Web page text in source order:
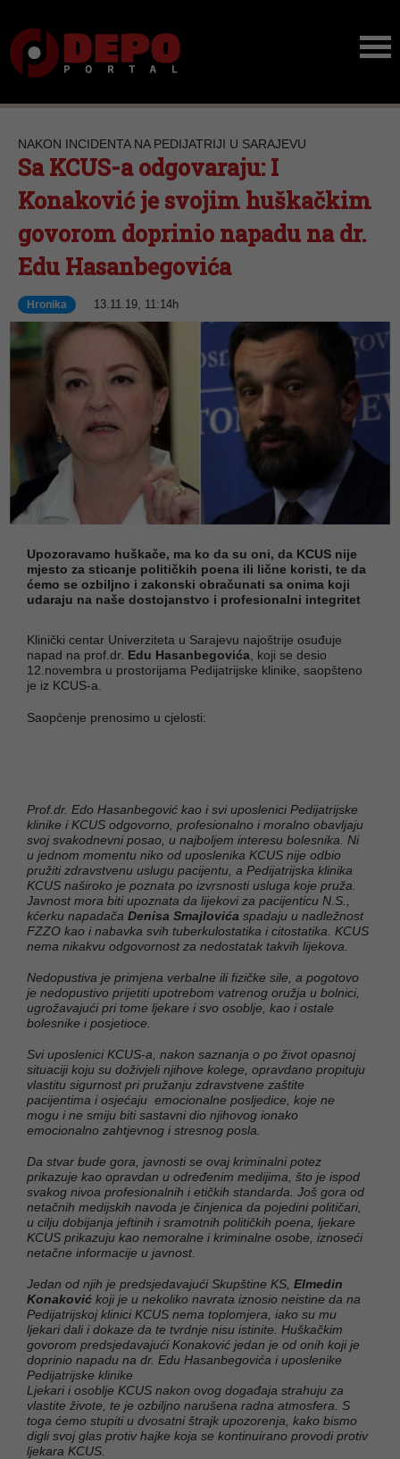
NAKON INCIDENTA NA PEDIJATRIJI U SARAJEVU
Sa KCUS-a odgovaraju: I
Konaković je svojim huškačkim
govorom doprinio napadu na dr.
Edu Hasanbegovića
Hronika 13.11.19, 11:14h
Upozoravamo huškače, ma ko da su oni, da KCUS nije
mjesto za sticanje političkih poena ili lične koristi, te da
ćemo se ozbiljno i zakonski obračunati sa onima koji
udaraju na naše dostojanstvo i profesionalni integritet
Klinički centar Univerziteta u Sarajevu najoštrije osuđuje
napad na prof.dr. Edu Hasanbegovića , koji se desio
12.novembra u prostorijama Pedijatrijske klinike, saopšteno
je iz KCUS-a.
Saopćenje prenosimo u cjelosti:
Prof.dr. Edo Hasanbegović kao i svi uposlenici Pedijatrijske
klinike i KCUS odgovorno, profesionalno i moralno obavljaju
svoj svakodnevni posao, u najboljem interesu bolesnika. Ni
u jednom momentu niko od uposlenika KCUS nije odbio
pružiti zdravstvenu uslugu pacijentu, a Pedijatrijska klinika
KCUS naširoko je poznata po izvrsnosti usluga koje pruža.
Javnost mora biti upoznata da lijekovi za pacijenticu N.S.,
kćerku napadača Denisa Smajlovića spadaju u nadležnost
FZZO kao i nabavka svih tuberkulostatika i citostatika. KCUS
nema nikakvu odgovornost za nedostatak takvih lijekova.
Nedopustiva je primjena verbalne ili fizičke sile, a pogotovo
je nedopustivo prijetiti upotrebom vatrenog oružja u bolnici,
ugrožavajući pri tome ljekare i svo osoblje, kao i ostale
bolesnike i posjetioce.
Svi uposlenici KCUS-a, nakon saznanja o po život opasnoj
situaciji koju su doživjeli njihove kolege, opravdano propituju
vlastitu sigurnost pri pružanju zdravstvene zaštite
pacijentima i osjećaju emocionalne posljedice, koje ne
mogu i ne smiju biti sastavni dio njihovog ionako
emocionalno zahtjevnog i stresnog posla.
Da stvar bude gora, javnosti se ovaj kriminalni potez
prikazuje kao opravdan u određenim medijima, što je ispod
svakog nivoa profesionalnih i etičkih standarda. Još gora od
netačnih medijskih navoda je činjenica da pojedini političari,
u cilju dobijanja jeftinih i sramotnih političkih poena, ljekare
KCUS prikazuju kao nemoralne i kriminalne osobe, iznoseći
netačne informacije u javnost.
Jedan od njih je predsjedavajući Skupštine KS, Elmedin
Konaković koji je u nekoliko navrata iznosio neistine da na
Pedijatrijskoj klinici KCUS nema toplomjera, iako su mu
ljekari dali i dokaze da te tvrdnje nisu istinite. Huškačkim
govorom predsjedavajući Konaković jedan je od onih koji je
doprinio napadu na dr. Edu Hasanbegovića i uposlenike
Pedijatrijske klinike
Ljekari i osoblje KCUS nakon ovog događaja strahuju za
vlastite živote, te je ozbiljno narušena radna atmosfera. S
toga ćemo stupiti u dvosatni štrajk upozorenja, kako bismo
digli svoj glas protiv hajke koja se kontinuirano provodi protiv
ljekara KCUS.